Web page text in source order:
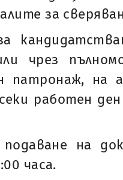
за
чрез
патронаж, на
работен
на
часа.